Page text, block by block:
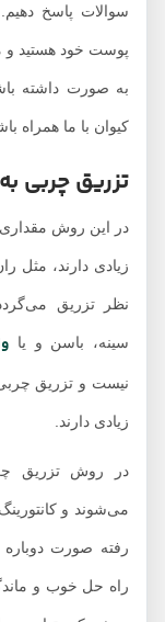
سوالات پاسخ دهیم.
پوست خود هستید و
به صورت داشته باشید،
کیوان با ما همراه باشید.
تزریق چربی
در این روش مقداری
زیادی دارند، مثل
نظر تزریق می‌گردد.
سینه، باسن و یا واژن
نیست و تزریق چربی
زیادی دارند.
در روش تزریق چربی
می‌شوند و کانتورینگ
رفته صورت دوباره
راه حل خوب و ماندگار